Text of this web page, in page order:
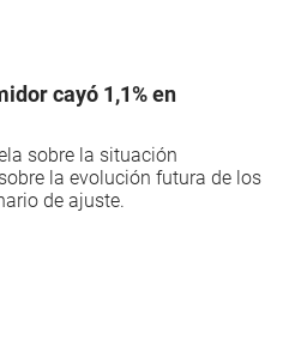
cayó 1,1% en
sobre la situación
la evolución futura de los
de ajuste.